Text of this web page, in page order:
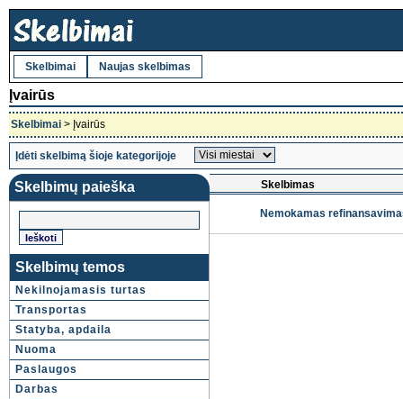
Skelbimai Naujas skelbimas
Įvairūs
Skelbimai > Įvairūs
Įdėti skelbimą šioje kategorijoje
Skelbimų paieška
Skelbimų temos
Nekilnojamasis turtas
Transportas
Statyba, apdaila
Nuoma
Paslaugos
Darbas
Skelbimas
Nemokamas